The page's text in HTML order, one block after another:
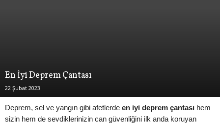
En İyi Deprem Çantası
22 Şubat 2023
Deprem, sel ve yangın gibi afetlerde en iyi deprem çantası hem
sizin hem de sevdiklerinizin can güvenliğini ilk anda koruyan